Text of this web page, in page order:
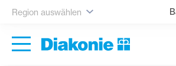
Region auswählen